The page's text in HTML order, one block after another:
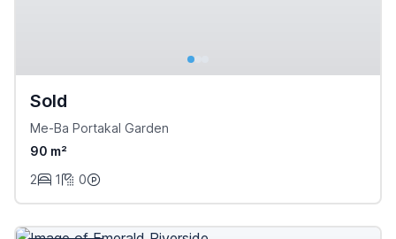
Sold
Me-Ba Portakal Garden
90 m²
2
1 0